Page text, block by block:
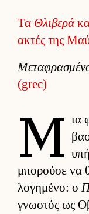
Τα Θλιβερά
ακτές της
(grec)
Μ ια
μπορούσε να
λογημένο: ο
γνωστός ως